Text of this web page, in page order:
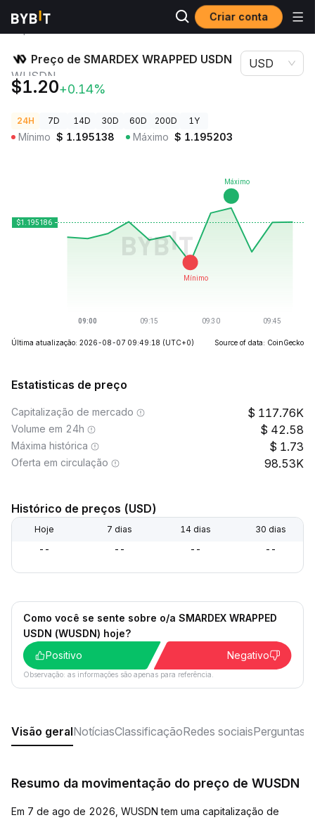
Criar conta
Preços de
Preço de SMARDEX WRAPPED USDN
Preço de SMARDEX WRAPPED USDN
WUSDN
$1.20+0.14%
USD
24H 7D 14D 30D 60D 200D 1Y
Mínimo $ 1.195138 Máximo $ 1.195203
Última atualização: 2026-08-07 09:49:18 (UTC+0) Source of data: CoinGecko
Estatisticas de preço
Capitalização de mercado 117.76K
Volume em 24h 42.58
Máxima histórica 1.73
Oferta em circulação 98.53K
Histórico de preços (USD)
Hoje 7 dias 14 dias 30 dias
-- -- -- --
Como você se sente sobre o/a SMARDEX WRAPPED
USDN (WUSDN) hoje?
Positivo
Negativo
Observação: as informações são apenas para referência.
Visão geralNotíciasClassificaçãoRedes sociaisPerguntas
Resumo da movimentação do preço de WUSDN
Em 7 de ago de 2026, WUSDN tem uma capitalização de